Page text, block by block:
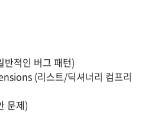
적인 버그 패턴)
(리스트/딕셔너리 컴프리
문제)